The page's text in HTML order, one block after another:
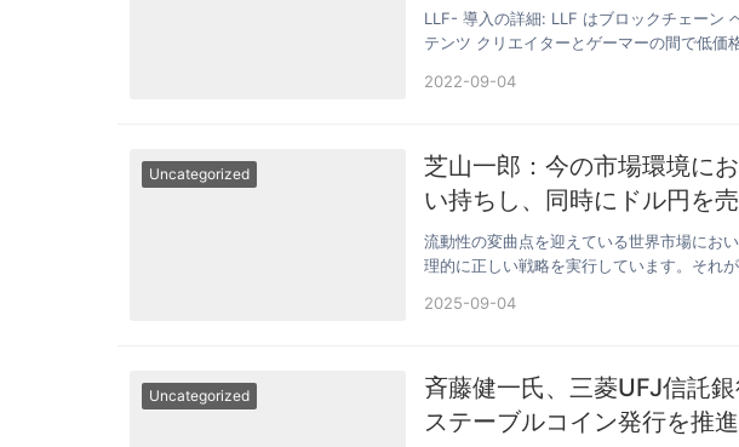
LLF- 導入の詳細: LLF はブロックチェーン
テンツ クリエイターとゲーマーの間で低
2022-09-04
Uncategorized
芝山一郎：今の市場環境に
い持ちし、同時にドル円を
流動性の変曲点を迎えている世界市場にお
理的に正しい戦略を実行しています。それ
2025-09-04
Uncategorized
斉藤健一氏、三菱UFJ信託
ステーブルコイン発行を推進